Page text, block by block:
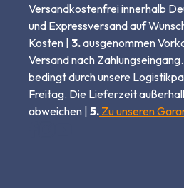
Versandkostenfrei innerhalb
und Expressversand auf
Kosten | 3.ausgenommen
Versand nach
bedingt durch unsere
Freitag. Die Lieferzeit
abweichen | 5. Zu unseren